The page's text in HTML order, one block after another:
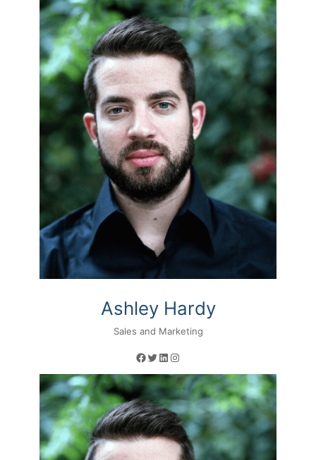
Ashley Hardy
Sales and Marketing
Facebook Twitter LinkedIn Instagram